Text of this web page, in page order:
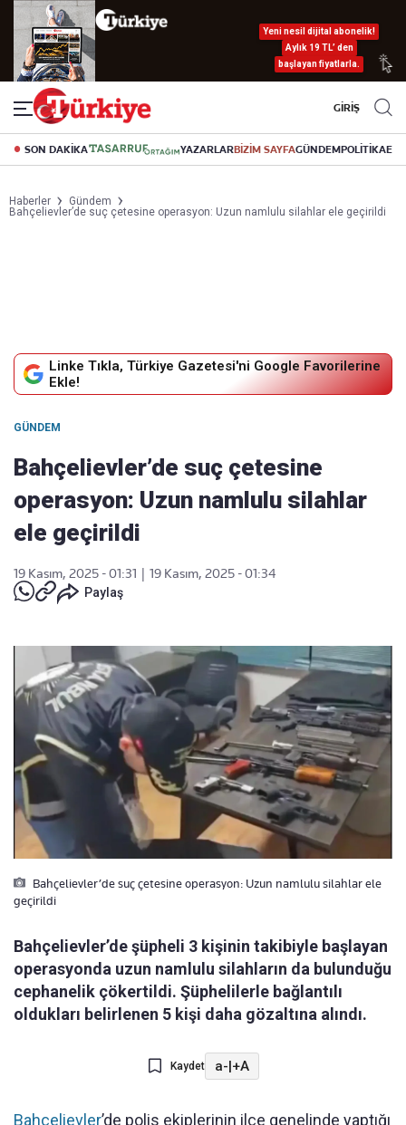
Yeni nesil dijital abonelik!
Aylık 19 TL’ den
başlayan fiyatlarla.
GİRİŞ
SON DAKİKA YAZARLARBİZİM SAYFAGÜNDEMPOLİTİKA
Haberler
Gündem
Bahçelievler’de suç çetesine operasyon: Uzun namlulu silahlar ele geçirildi
Linke Tıkla, Türkiye Gazetesi'ni Google Favorilerine
Ekle!
GÜNDEM
Bahçelievler’de suç çetesine
operasyon: Uzun namlulu silahlar
ele geçirildi
19 Kasım, 2025 - 01:31
19 Kasım, 2025 - 01:34
Paylaş
Bahçelievler’de suç çetesine operasyon: Uzun namlulu silahlar ele
geçirildi
Bahçelievler’de şüpheli 3 kişinin takibiyle başlayan
operasyonda uzun namlulu silahların da bulunduğu
cephanelik çökertildi. Şüphelilerle bağlantılı
oldukları belirlenen 5 kişi daha gözaltına alındı.
Kaydet a-|+A
Bahçelievler’de polis ekiplerinin ilçe genelinde yaptığı